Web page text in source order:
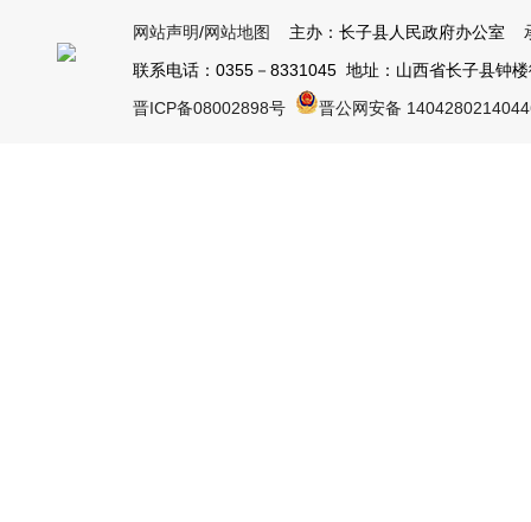
网站声明/网站地图
主办：长子县人民政府办公室
联系电话：0355－8331045 地址：山西省长子县钟
晋ICP备08002898号
晋公网安备